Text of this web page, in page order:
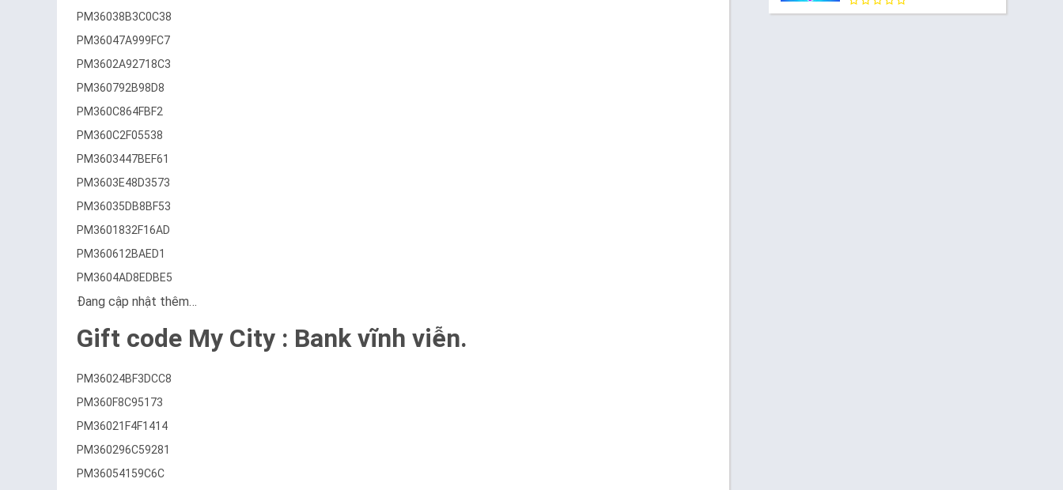
PM36038B3C0C38
PM36047A999FC7
PM3602A92718C3
PM360792B98D8
PM360C864FBF2
PM360C2F05538
PM3603447BEF61
PM3603E48D3573
PM36035DB8BF53
PM3601832F16AD
PM360612BAED1
PM3604AD8EDBE5
Đang cập nhật thêm…
Gift code My City : Bank vĩnh viễn.
PM36024BF3DCC8
PM360F8C95173
PM36021F4F1414
PM360296C59281
PM36054159C6C